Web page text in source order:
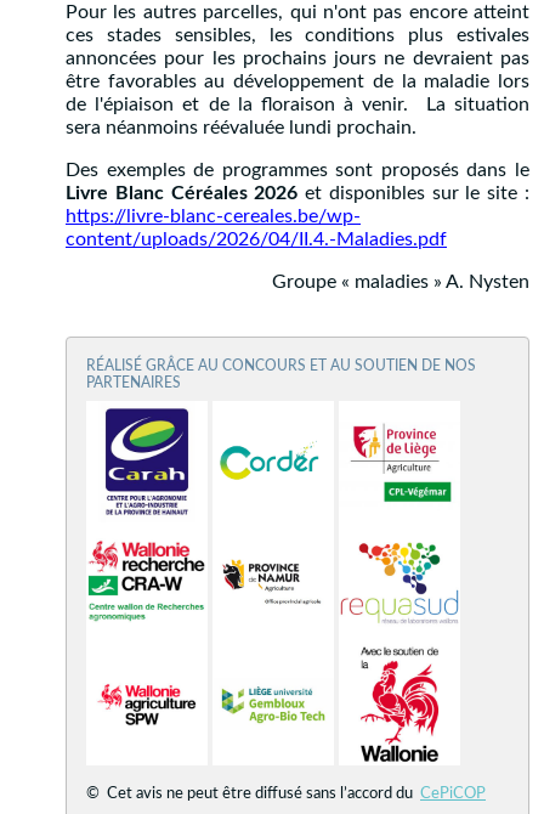
Pour les autres parcelles, qui n'ont pas encore atteint
ces stades sensibles, les conditions plus estivales
annoncées pour les prochains jours ne devraient pas
être favorables au développement de la maladie lors
de l'épiaison et de la floraison à venir. La situation
sera néanmoins réévaluée lundi prochain.
Des exemples de programmes sont proposés dans le
Livre Blanc Céréales 2026 et disponibles sur le site :
https://livre-blanc-cereales.be/wp-
content/uploads/2026/04/II.4.-Maladies.pdf
Groupe « maladies » A. Nysten
RÉALISÉ GRÂCE AU CONCOURS ET AU SOUTIEN DE NOS
PARTENAIRES
© Cet avis ne peut être diffusé sans l’accord du CePiCOP